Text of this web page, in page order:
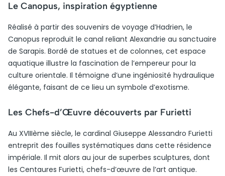
Le Canopus, inspiration égyptienne
Réalisé à partir des souvenirs de voyage d’Hadrien, le
Canopus reproduit le canal reliant Alexandrie au sanctuaire
de Sarapis. Bordé de statues et de colonnes, cet espace
aquatique illustre la fascination de l’empereur pour la
culture orientale. Il témoigne d’une ingéniosité hydraulique
élégante, faisant de ce lieu un symbole d’exotisme.
Les Chefs-d’Œuvre découverts par Furietti
Au XVIIIème siècle, le cardinal Giuseppe Alessandro Furietti
entreprit des fouilles systématiques dans cette résidence
impériale. Il mit alors au jour de superbes sculptures, dont
les Centaures Furietti, chefs-d’œuvre de l’art antique.